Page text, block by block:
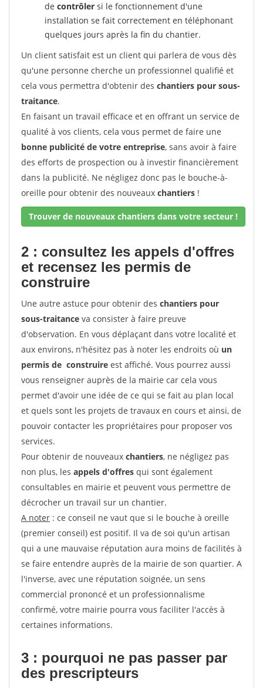
de contrôler si le fonctionnement d'une
installation se fait correctement en téléphonant
quelques jours après la fin du chantier.
Un client satisfait est un client qui parlera de vous dès
qu'une personne cherche un professionnel qualifié et
cela vous permettra d'obtenir des chantiers pour sous-
traitance.
En faisant un travail efficace et en offrant un service de
qualité à vos clients, cela vous permet de faire une
bonne publicité de votre entreprise, sans avoir à faire
des efforts de prospection ou à investir financièrement
dans la publicité. Ne négligez donc pas le bouche-à-
oreille pour obtenir des nouveaux chantiers !
Trouver de nouveaux chantiers dans votre secteur !
2 : consultez les appels d'offres
et recensez les permis de
construire
Une autre astuce pour obtenir des chantiers pour
sous-traitance va consister à faire preuve
d'observation. En vous déplaçant dans votre localité et
aux environs, n'hésitez pas à noter les endroits où un
permis de construire est affiché. Vous pourrez aussi
vous renseigner auprès de la mairie car cela vous
permet d'avoir une idée de ce qui se fait au plan local
et quels sont les projets de travaux en cours et ainsi, de
pouvoir contacter les propriétaires pour proposer vos
services.
Pour obtenir de nouveaux chantiers, ne négligez pas
non plus, les appels d'offres qui sont également
consultables en mairie et peuvent vous permettre de
décrocher un travail sur un chantier.
A noter : ce conseil ne vaut que si le bouche à oreille
(premier conseil) est positif. Il va de soi qu'un artisan
qui a une mauvaise réputation aura moins de facilités à
se faire entendre auprès de la mairie de son quartier. A
l'inverse, avec une réputation soignée, un sens
commercial prononcé et un professionnalisme
confirmé, votre mairie pourra vous faciliter l'accès à
certaines informations.
3 : pourquoi ne pas passer par
des prescripteurs